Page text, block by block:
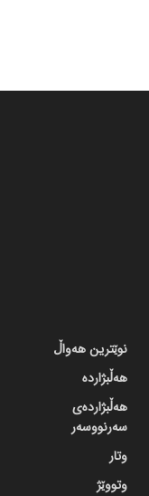
نوێترین هەواڵ
هەڵبژاردە
هەڵبژاردەی
سەرنووسەر
وتار
وتووێژ